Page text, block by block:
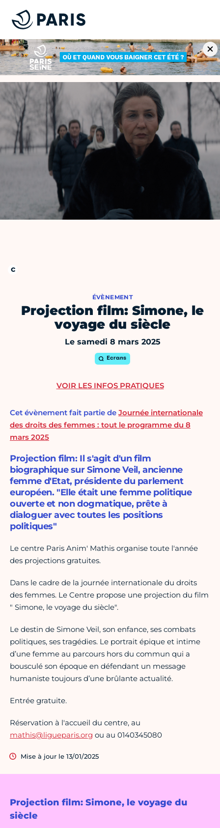
ÉVÈNEMENT
Projection film: Simone, le
voyage du siècle
Le samedi 8 mars 2025
Ecrans
Projection film: Simone, le voyage du
siècle
Cet évènement fait partie de Journée internationale
des droits des femmes : tout le programme du 8
mars 2025
Projection film: Il s'agit d'un film
biographique sur Simone Veil, ancienne
femme d'Etat, présidente du parlement
européen. "Elle était une femme politique
ouverte et non dogmatique, prête à
dialoguer avec toutes les positions
politiques"
Le centre Paris Anim' Mathis organise toute l'année
des projections gratuites.
Dans le cadre de la journée internationale du droits
des femmes. Le Centre propose une projection du film
" Simone, le voyage du siècle".
Le destin de Simone Veil, son enfance, ses combats
politiques, ses tragédies. Le portrait épique et intime
d’une femme au parcours hors du commun qui a
bousculé son époque en défendant un message
humaniste toujours d’une brûlante actualité.
Entrée gratuite.
Réservation à l'accueil du centre, au
mathis@ligueparis.org ou au 0140345080
Mise à jour le 13/01/2025
VOIR LES INFOS PRATIQUES